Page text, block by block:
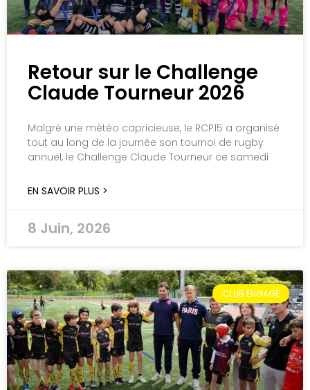
Retour sur le Challenge
Claude Tourneur 2026
Malgré une météo capricieuse, le RCP15 a organisé
tout au long de la journée son tournoi de rugby
annuel, le Challenge Claude Tourneur ce samedi
EN SAVOIR PLUS >
8 Juin, 2026
CLUB ENGAGÉ